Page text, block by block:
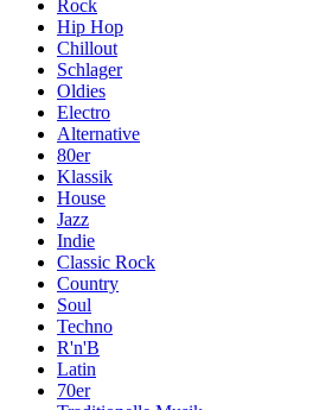
Rock
Hip Hop
Chillout
Schlager
Oldies
Electro
Alternative
80er
Klassik
House
Jazz
Indie
Classic Rock
Country
Soul
Techno
R'n'B
Latin
70er